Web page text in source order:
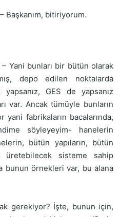
Başkanım, bitiriyorum.
– Yani bunları bir bütün olarak
depo edilen noktalarda
yapsanız, GES de yapsanız
var. Ancak tümüyle bunların
fabrikaların bacalarında,
söyleyeyim- hanelerin
bütün yapıların, bütün
üretebilecek sisteme sahip
bunun örnekleri var, bu alana
gerekiyor? İşte, bunun için,